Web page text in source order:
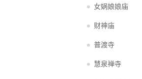
女娲娘娘庙
财神庙
普渡寺
慧泉禅寺